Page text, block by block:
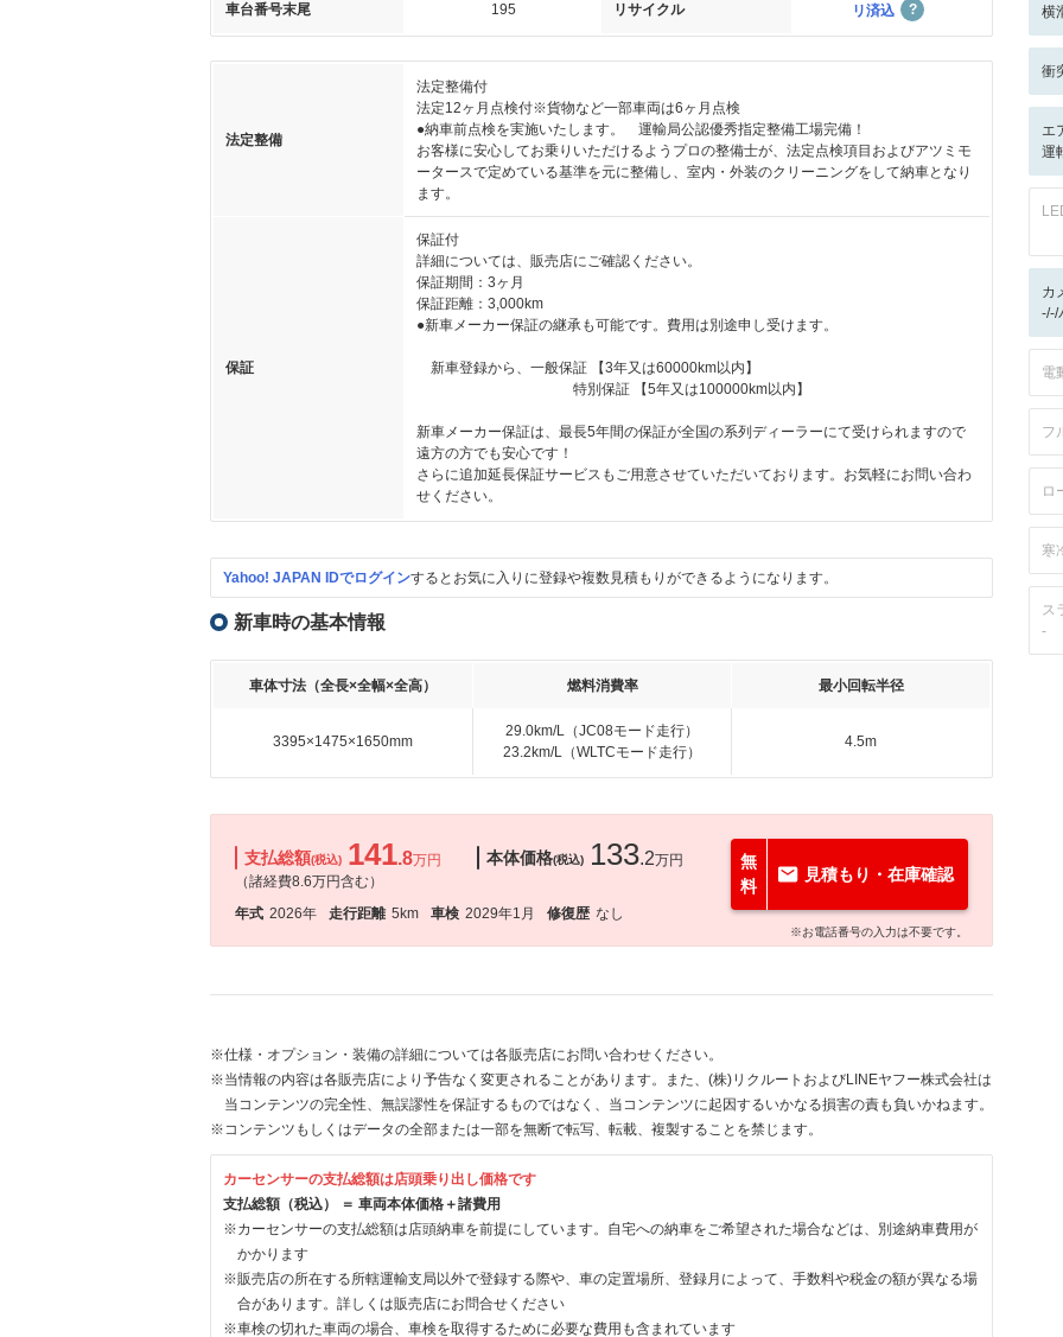
車台番号末尾 195 リサイクル リ済込
法定整備
法定整備付
法定12ヶ月点検付※貨物など一部車両は6ヶ月点検
●納車前点検を実施いたします。 運輸局公認優秀指定整備工場完備！
お客様に安心してお乗りいただけるようプロの整備士が、法定点検項目およびアツミモ
ータースで定めている基準を元に整備し、室内・外装のクリーニングをして納車となり
ます。
保証
保証付
詳細については、販売店にご確認ください。
保証期間：3ヶ月
保証距離：3,000km
●新車メーカー保証の継承も可能です。費用は別途申し受けます。
新車登録から、一般保証 【3年又は60000km以内】
特別保証 【5年又は100000km以内】
新車メーカー保証は、最長5年間の保証が全国の系列ディーラーにて受けられますので
遠方の方でも安心です！
さらに追加延長保証サービスもご用意させていただいております。お気軽にお問い合わ
せください。
Yahoo! JAPAN IDでログインするとお気に入りに登録や複数見積もりができるようになります。
新車時の基本情報
車体寸法（全長×全幅×全高） 燃料消費率 最小回転半径
3395×1475×1650mm
29.0km/L（JC08モード走行）
23.2km/L（WLTCモード走行）
4.5m
支払総額(税込) 141.8万円
（諸経費8.6万円含む）
本体価格(税込) 133.2万円
年式 2026年 走行距離 5km 車検 2029年1月 修復歴 なし
無
料
見積もり・在庫確認
※お電話番号の入力は不要です。
※仕様・オプション・装備の詳細については各販売店にお問い合わせください。
※当情報の内容は各販売店により予告なく変更されることがあります。また、(株)リクルートおよびLINEヤフー株式会社は
当コンテンツの完全性、無誤謬性を保証するものではなく、当コンテンツに起因するいかなる損害の責も負いかねます。
※コンテンツもしくはデータの全部または一部を無断で転写、転載、複製することを禁じます。
カーセンサーの支払総額は店頭乗り出し価格です
支払総額（税込） ＝ 車両本体価格＋諸費用
※カーセンサーの支払総額は店頭納車を前提にしています。自宅への納車をご希望された場合などは、別途納車費用が
かかります
※販売店の所在する所轄運輸支局以外で登録する際や、車の定置場所、登録月によって、手数料や税金の額が異なる場
合があります。詳しくは販売店にお問合せください
※車検の切れた車両の場合、車検を取得するために必要な費用も含まれています
横
衝
エ
運
カ
-/-/
電
フ
ロ
寒
ス
-